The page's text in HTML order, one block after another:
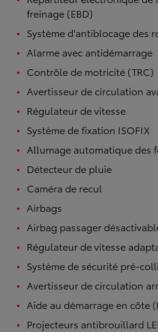
freinage (EBD)
Système d'antiblocage des
Alarme avec antidémarrage
Contrôle de motricité (TRC)
Avertisseur de circulation
Régulateur de vitesse
Système de fixation ISOFIX
Allumage automatique des
Détecteur de pluie
Caméra de recul
Airbags
Airbag passager
Régulateur de vitesse
Système de sécurité pré-
Avertisseur de circulation
Aide au démarrage en côte
Projecteurs antibrouillard